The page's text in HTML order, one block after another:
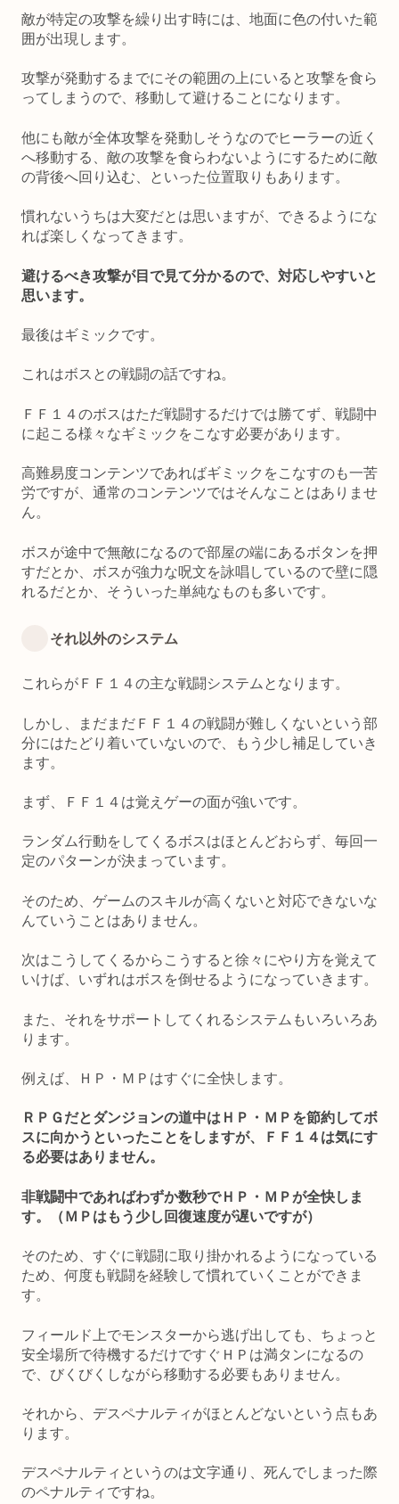
敵が特定の攻撃を繰り出す時には、地面に色の付いた範
囲が出現します。
攻撃が発動するまでにその範囲の上にいると攻撃を食ら
ってしまうので、移動して避けることになります。
他にも敵が全体攻撃を発動しそうなのでヒーラーの近く
へ移動する、敵の攻撃を食らわないようにするために敵
の背後へ回り込む、といった位置取りもあります。
慣れないうちは大変だとは思いますが、できるようにな
れば楽しくなってきます。
避けるべき攻撃が目で見て分かるので、対応しやすいと
思います。
最後はギミックです。
これはボスとの戦闘の話ですね。
ＦＦ１４のボスはただ戦闘するだけでは勝てず、戦闘中
に起こる様々なギミックをこなす必要があります。
高難易度コンテンツであればギミックをこなすのも一苦
労ですが、通常のコンテンツではそんなことはありませ
ん。
ボスが途中で無敵になるので部屋の端にあるボタンを押
すだとか、ボスが強力な呪文を詠唱しているので壁に隠
れるだとか、そういった単純なものも多いです。
それ以外のシステム
これらがＦＦ１４の主な戦闘システムとなります。
しかし、まだまだＦＦ１４の戦闘が難しくないという部
分にはたどり着いていないので、もう少し補足していき
ます。
まず、ＦＦ１４は覚えゲーの面が強いです。
ランダム行動をしてくるボスはほとんどおらず、毎回一
定のパターンが決まっています。
そのため、ゲームのスキルが高くないと対応できないな
んていうことはありません。
次はこうしてくるからこうすると徐々にやり方を覚えて
いけば、いずれはボスを倒せるようになっていきます。
また、それをサポートしてくれるシステムもいろいろあ
ります。
例えば、ＨＰ・ＭＰはすぐに全快します。
ＲＰＧだとダンジョンの道中はＨＰ・ＭＰを節約してボ
スに向かうといったことをしますが、ＦＦ１４は気にす
る必要はありません。
非戦闘中であればわずか数秒でＨＰ・ＭＰが全快しま
す。（ＭＰはもう少し回復速度が遅いですが）
そのため、すぐに戦闘に取り掛かれるようになっている
ため、何度も戦闘を経験して慣れていくことができま
す。
フィールド上でモンスターから逃げ出しても、ちょっと
安全場所で待機するだけですぐＨＰは満タンになるの
で、びくびくしながら移動する必要もありません。
それから、デスペナルティがほとんどないという点もあ
ります。
デスペナルティというのは文字通り、死んでしまった際
のペナルティですね。